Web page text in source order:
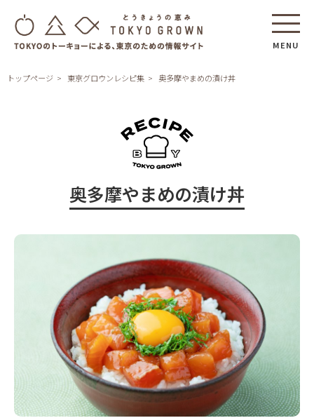
MENU
トップページ 東京グロウンレシピ集 奥多摩やまめの漬け丼
奥多摩やまめの漬け丼